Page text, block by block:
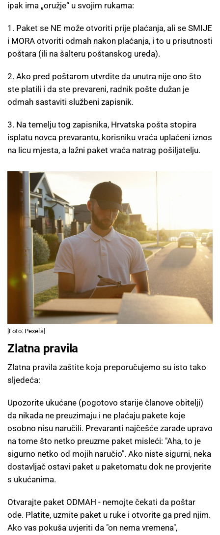
ipak ima „oružje“ u svojim rukama:
1. Paket se NE može otvoriti prije plaćanja, ali se SMIJE
i MORA otvoriti odmah nakon plaćanja, i to u prisutnosti
poštara (ili na šalteru poštanskog ureda).
2. Ako pred poštarom utvrdite da unutra nije ono što
ste platili i da ste prevareni, radnik pošte dužan je
odmah sastaviti službeni zapisnik.
3. Na temelju tog zapisnika, Hrvatska pošta stopira
isplatu novca prevarantu, korisniku vraća uplaćeni iznos
na licu mjesta, a lažni paket vraća natrag pošiljatelju.
[Foto: Pexels]
Zlatna pravila
Zlatna pravila zaštite koja preporučujemo su isto tako
sljedeća:
Upozorite ukućane (pogotovo starije članove obitelji)
da nikada ne preuzimaju i ne plaćaju pakete koje
osobno nisu naručili. Prevaranti najčešće zarade upravo
na tome što netko preuzme paket misleći: "Aha, to je
sigurno netko od mojih naručio". Ako niste sigurni, neka
dostavljač ostavi paket u paketomatu dok ne provjerite
s ukućanima.
Otvarajte paket ODMAH - nemojte čekati da poštar
ode. Platite, uzmite paket u ruke i otvorite ga pred njim.
Ako vas pokuša uvjeriti da "on nema vremena",